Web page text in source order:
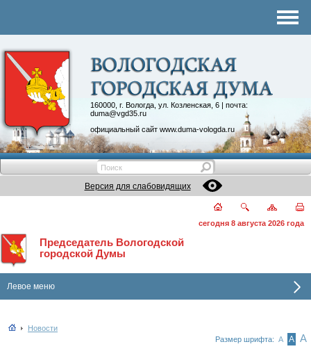
160000, г. Вологда, ул. Козленская, 6 | почта:
duma@vgd35.ru
официальный сайт www.duma-vologda.ru
Контакты
Депутатские объединения
Версия для слабовидящих
сегодня 8 августа 2026 года
Председатель Вологодской
городской Думы
Левое меню
Новости
Размер шрифта: А А А